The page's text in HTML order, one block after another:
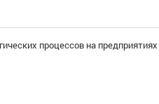
процессов на